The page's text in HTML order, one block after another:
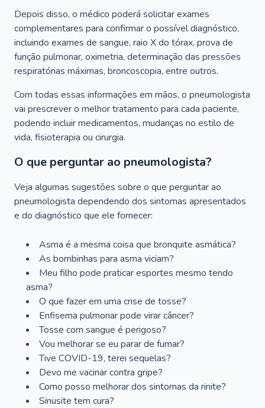
Depois disso, o médico poderá solicitar exames
complementares para confirmar o possível diagnóstico,
incluindo exames de sangue, raio X do tórax, prova de
função pulmonar, oximetria, determinação das pressões
respiratórias máximas, broncoscopia, entre outros.
Com todas essas informações em mãos, o pneumologista
vai prescrever o melhor tratamento para cada paciente,
podendo incluir medicamentos, mudanças no estilo de
vida, fisioterapia ou cirurgia.
O que perguntar ao pneumologista?
Veja algumas sugestões sobre o que perguntar ao
pneumologista dependendo dos sintomas apresentados
e do diagnóstico que ele fornecer:
Asma é a mesma coisa que bronquite asmática?
As bombinhas para asma viciam?
Meu filho pode praticar esportes mesmo tendo
asma?
O que fazer em uma crise de tosse?
Enfisema pulmonar pode virar câncer?
Tosse com sangue é perigoso?
Vou melhorar se eu parar de fumar?
Tive COVID-19, terei sequelas?
Devo me vacinar contra gripe?
Como posso melhorar dos sintomas da rinite?
Sinusite tem cura?